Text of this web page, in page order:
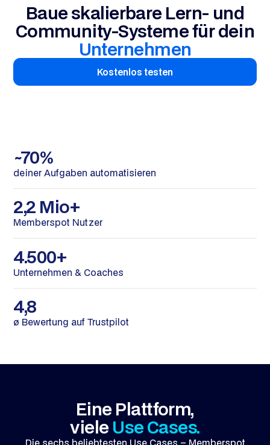
Baue skalierbare Lern- und
Community-Systeme für dein
Unternehmen
Kostenlos testen
~70%
deiner Aufgaben automatisieren
2,2 Mio+
Memberspot Nutzer
4.500+
Unternehmen & Coaches
4,8
ø Bewertung auf Trustpilot
Eine Plattform,
viele Use Cases.